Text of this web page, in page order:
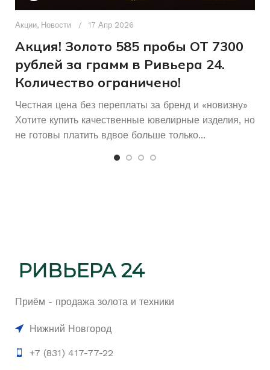
СОСТОЯНИЕ ЭКРАНА
дефектов
СОСТОЯНИЕ КЛАВИАТУРЫ
дефектов
КОМПЛЕКТ
Зарядное
устройство
ВКЛЮЧАЕТСЯ УСТРОЙСТВО Включается
ВРЕМЯ РАБОТЫ АКБ
Больше
Акции, Новости 17 Апр 2026
Акция! Золото 585 пробы ОТ 7300
рублей за грамм в Ривьера 24.
Количество ограничено!
Честная цена без переплаты за бренд и «новизну»
Хотите купить качественные ювелирные изделия, но
не готовы платить вдвое больше только...
Приём - продажа золота и техники
Нижний Новгород
+7 (831) 417-77-22